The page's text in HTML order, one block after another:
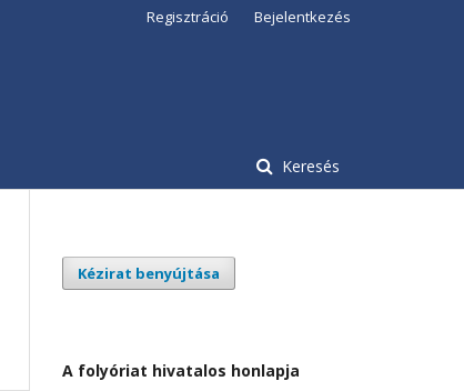
Keresés
Regisztráció Bejelentkezés
Kézirat benyújtása
A folyóriat hivatalos honlapja